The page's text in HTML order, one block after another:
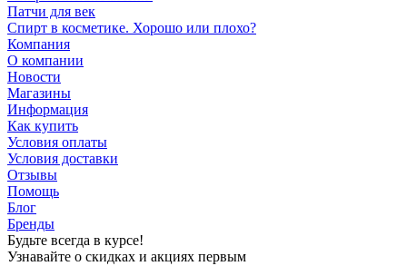
Патчи для век
Спирт в косметике. Хорошо или плохо?
Компания
О компании
Новости
Магазины
Информация
Как купить
Условия оплаты
Условия доставки
Отзывы
Помощь
Блог
Бренды
Будьте всегда в курсе!
Узнавайте о скидках и акциях первым